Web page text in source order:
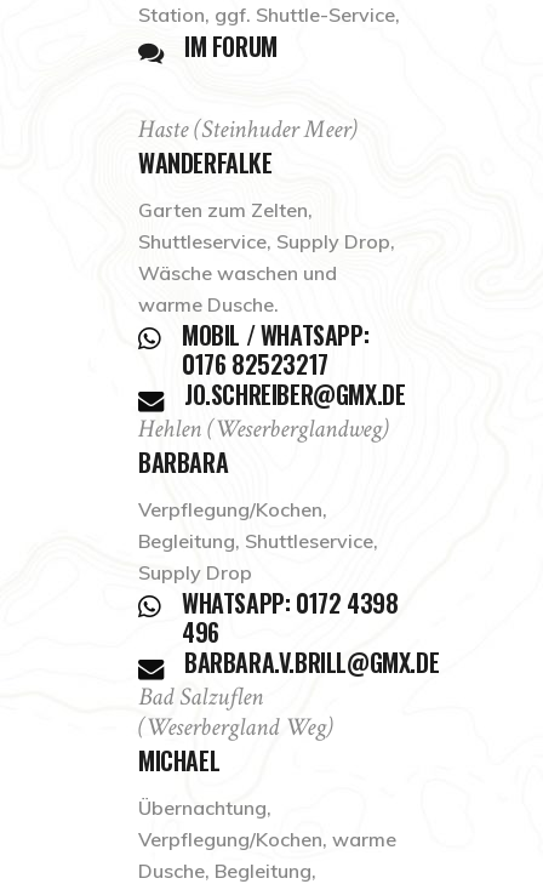
Station, ggf. Shuttle-Service,
IM FORUM
Haste (Steinhuder Meer)
WANDERFALKE
Garten zum Zelten,
Shuttleservice, Supply Drop,
Wäsche waschen und
warme Dusche.
MOBIL / WHATSAPP:
0176 82523217
JO.SCHREIBER@GMX.DE
Hehlen (Weserberglandweg)
BARBARA
Verpflegung/Kochen,
Begleitung, Shuttleservice,
Supply Drop
WHATSAPP: 0172 4398
496
BARBARA.V.BRILL@GMX.DE
Bad Salzuflen
(Weserbergland Weg)
MICHAEL
Übernachtung,
Verpflegung/Kochen, warme
Dusche, Begleitung,